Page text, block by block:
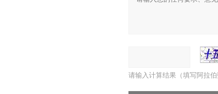
请输入计算结果（填写阿拉